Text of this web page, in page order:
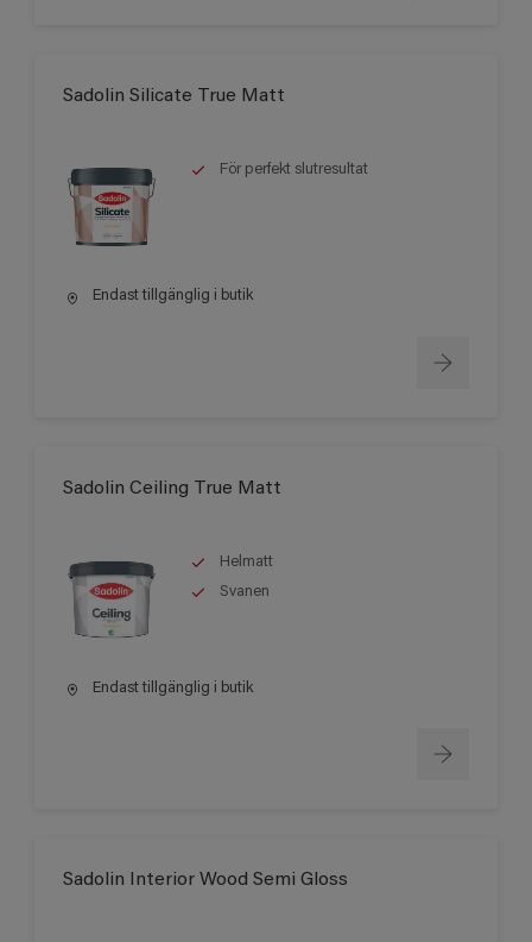
Sadolin Silicate True Matt
För perfekt slutresultat
Endast tillgänglig i butik
Sadolin Ceiling True Matt
Helmatt
Svanen
Endast tillgänglig i butik
Sadolin Interior Wood Semi Gloss